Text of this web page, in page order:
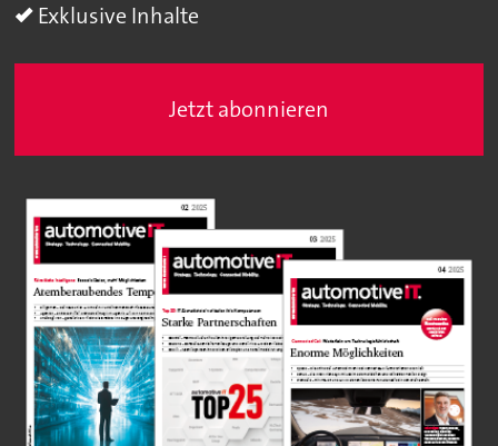
Exklusive Inhalte
Jetzt abonnieren